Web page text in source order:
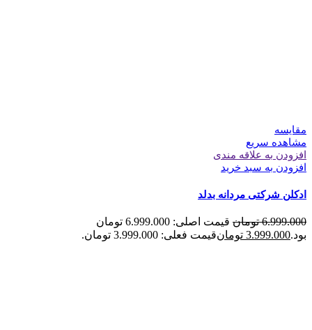
مقایسه
مشاهده سریع
افزودن به علاقه مندی
افزودن به سبد خرید
ادکلن شرکتی مردانه بدلد
6.999.000 تومان
قیمت اصلی: 6.999.000 تومان
بود.3.999.000 تومانقیمت فعلی: 3.999.000 تومان.